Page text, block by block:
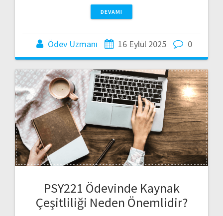
DEVAMI
Ödev Uzmanı 16 Eylül 2025 0
PSY221 Ödevinde Kaynak
Çeşitliliği Neden Önemlidir?